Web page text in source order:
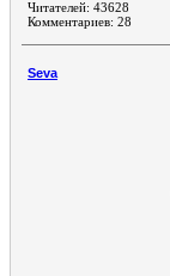
Читателей: 43628
Комментариев: 28
Seva